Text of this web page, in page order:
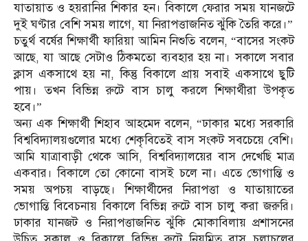
যাতায়াত ও হয়রানির শিকার হন। বিকালে ফেরার সময় যানজটে
দুই ঘণ্টার বেশি সময় লাগে, যা নিরাপত্তাজনিত ঝুঁকি তৈরি করে।”
চতুর্থ বর্ষের শিক্ষার্থী ফারিয়া আমিন নিশুতি বলেন, “বাসের সংকট
আছে, যা আছে সেটাও ঠিকমতো ব্যবহার হয় না। সকালে সবার
ক্লাস একসাথে হয় না, কিন্তু বিকালে প্রায় সবাই একসাথে ছুটি
পায়। তখন বিভিন্ন রুটে বাস চালু করলে শিক্ষার্থীরা উপকৃত
হবে।”
অন্য এক শিক্ষার্থী শিহাব আহমেদ বলেন, “ঢাকার মধ্যে সরকারি
বিশ্ববিদ্যালয়গুলোর মধ্যে শেকৃবিতেই বাস সংকট সবচেয়ে বেশি।
আমি যাত্রাবাড়ী থেকে আসি, বিশ্ববিদ্যালয়ের বাস দেখেছি মাত্র
একবার। বিকালে তো কোনো বাসই চলে না। এতে ভোগান্তি ও
সময় অপচয় বাড়ছে। শিক্ষার্থীদের নিরাপত্তা ও যাতায়াতের
ভোগান্তি বিবেচনায় বিকালে বিভিন্ন রুটে বাস চালু করা জরুরি।
ঢাকার যানজট ও নিরাপত্তাজনিত ঝুঁকি মোকাবিলায় প্রশাসনের